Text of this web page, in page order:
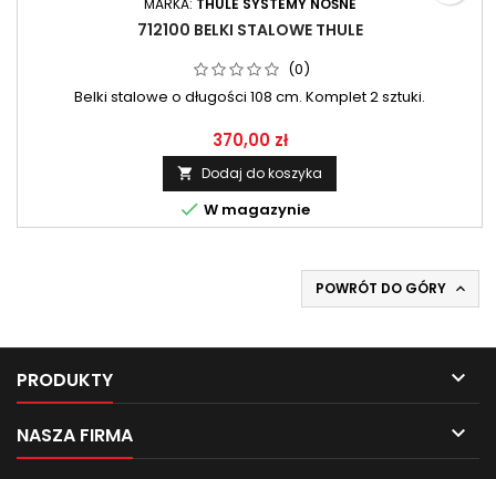
712100 BELKI STALOWE THULE
(0)
Belki stalowe o długości 108 cm. Komplet 2 sztuki.
370,00 zł
 Dodaj do koszyka
 W magazynie
POWRÓT DO GÓRY 
PRODUKTY 
NASZA FIRMA 